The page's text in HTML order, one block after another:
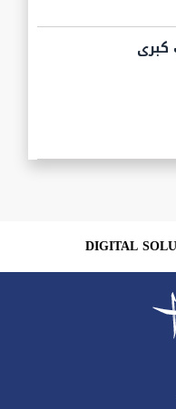
كبرى
DIGITAL